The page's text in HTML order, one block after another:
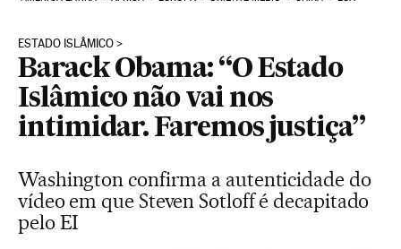
ESTADO ISLÂMICO
Barack Obama: “O Estado
Islâmico não vai nos
intimidar. Faremos justiça”
Washington confirma a autenticidade do
vídeo em que Steven Sotloff é decapitado
pelo EI